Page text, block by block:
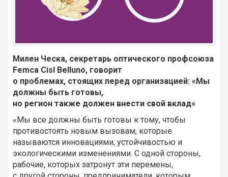
Милен Ческа, секретарь оптического профсоюза
Femca Cisl Belluno, говорит
о проблемах, стоящих перед организацией: «Мы
должны быть готовы,
но регион также должен внести свой вклад»
«Мы все должны быть готовы к тому, чтобы
противостоять новым вызовам, которые
называются инновациями, устойчивостью и
экологическими изменениями. С одной стороны,
рабочие, которых затронут эти перемены,